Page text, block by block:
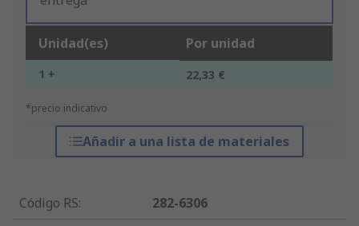
Unidad(es) Por unidad
1 + 22,33 €
*precio indicativo
Añadir a una lista de materiales
Código RS:
282-6306